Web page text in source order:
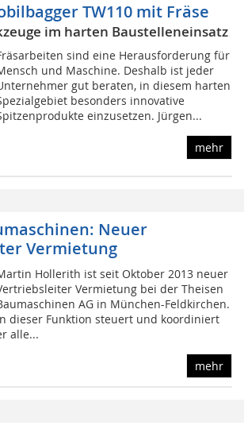
TW110 mit Fräse
im harten Baustelleneinsatz
sind eine Herausforderung für
und Maschine. Deshalb ist jeder
gut beraten, in diesem harten
besonders innovative
einzusetzen. Jürgen...
mehr
Neuer
Vermietung
Hollerith ist seit Oktober 2013 neuer
Vermietung bei der Theisen
AG in München-Feldkirchen.
dieser Funktion steuert und koordiniert
alle...
mehr